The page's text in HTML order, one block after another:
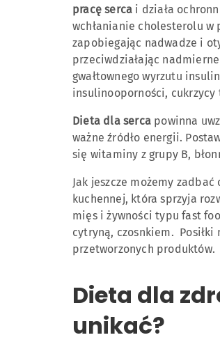
pracę serca i działa
wchłanianie cholesterolu w
zapobiegając nadwadze i
przeciwdziałając
gwałtownego wyrzutu
insulinooporności, cukrzycy
Dieta dla serca powinna
ważne źródło energii.
się witaminy z grupy B,
Jak jeszcze możemy
kuchennej, która sprzyja
mięs i żywności typu fast
cytryną, czosnkiem.
przetworzonych produktów.
Dieta dla
unikać?